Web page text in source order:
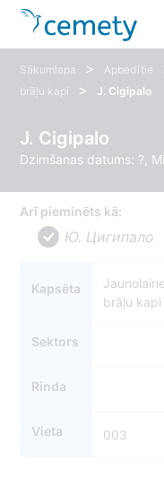
Sākumlapa > Apbedītie
brāļu kapi
> J. Cigipalo
J. Cigipalo
Dzimšanas datums: ?,
Arī pieminēts kā:
Ю. Цигипало
Kapsēta
brāļu kapi
Sektors
Rinda
Vieta 003